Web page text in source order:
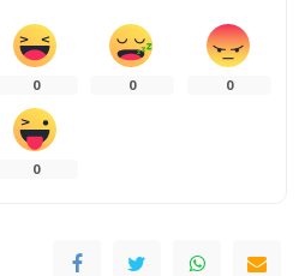
0 0 0
0